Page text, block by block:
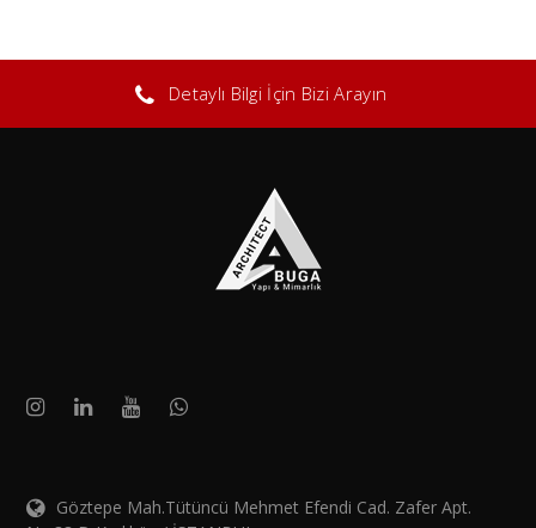
Detaylı Bilgi İçin Bizi Arayın
Göztepe Mah.Tütüncü Mehmet Efendi Cad. Zafer Apt.